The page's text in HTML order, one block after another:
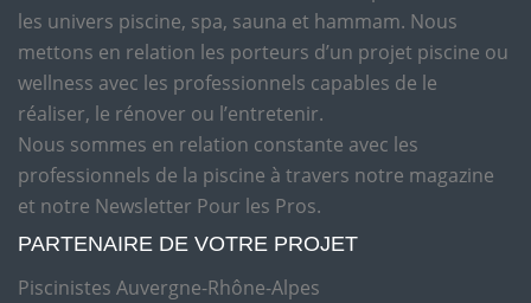
les univers piscine, spa, sauna et hammam. Nous
mettons en relation les porteurs d’un projet piscine ou
wellness avec les professionnels capables de le
réaliser, le rénover ou l’entretenir.
Nous sommes en relation constante avec les
professionnels de la piscine à travers notre magazine
et notre Newsletter Pour les Pros.
PARTENAIRE DE VOTRE PROJET
Piscinistes Auvergne-Rhône-Alpes